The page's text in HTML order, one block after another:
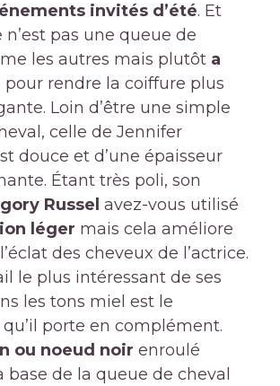
invités d’été. Et
n’est pas une queue de
les autres mais plutôt a
pour rendre la coiffure plus
Loin d’être une simple
celle de Jennifer
douce et d’une épaisseur
Étant très poli, son
Russel avez-vous utilisé
léger mais cela améliore
des cheveux de l’actrice.
le plus intéressant de ses
les tons miel est le
qu’il porte en complément.
ou noeud noir enroulé
base de la queue de cheval